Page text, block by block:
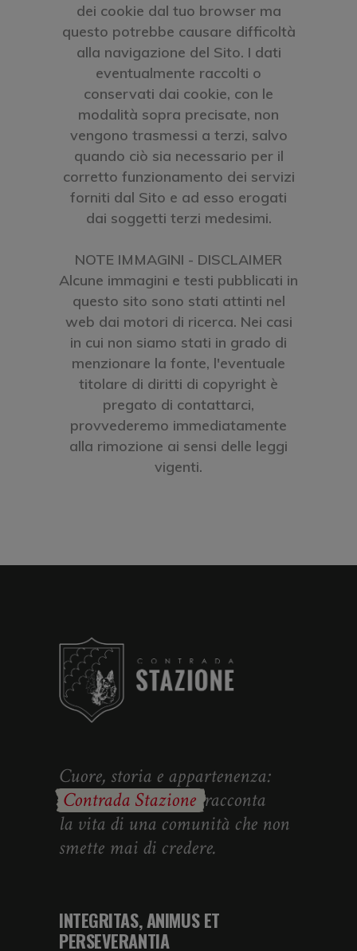
dei cookie dal tuo browser ma
questo potrebbe causare difficoltà
alla navigazione del Sito. I dati
eventualmente raccolti o
conservati dai cookie, con le
modalità sopra precisate, non
vengono trasmessi a terzi, salvo
quando ciò sia necessario per il
corretto funzionamento dei servizi
forniti dal Sito e ad esso erogati
dai soggetti terzi medesimi.
NOTE IMMAGINI - DISCLAIMER
Alcune immagini e testi pubblicati in
questo sito sono stati attinti nel
web dai motori di ricerca. Nei casi
in cui non siamo stati in grado di
menzionare la fonte, l'eventuale
titolare di diritti di copyright è
pregato di contattarci,
provvederemo immediatamente
alla rimozione ai sensi delle leggi
vigenti.
Cuore, storia e appartenenza:
Contrada Stazione racconta
la vita di una comunità che non
smette mai di credere.
INTEGRITAS, ANIMUS ET
PERSEVERANTIA